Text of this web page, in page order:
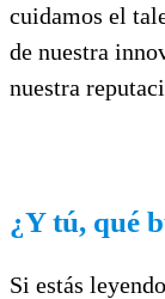
cuidamos el
de nuestra
nuestra
¿Y tú, qué
Si estás